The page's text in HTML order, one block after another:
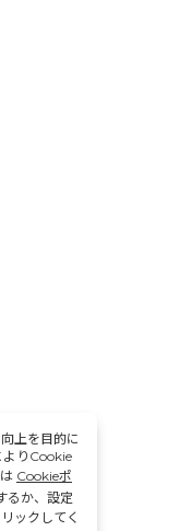
上を目的に
よりCookie
Cookieポ
るか、設定
ックしてく